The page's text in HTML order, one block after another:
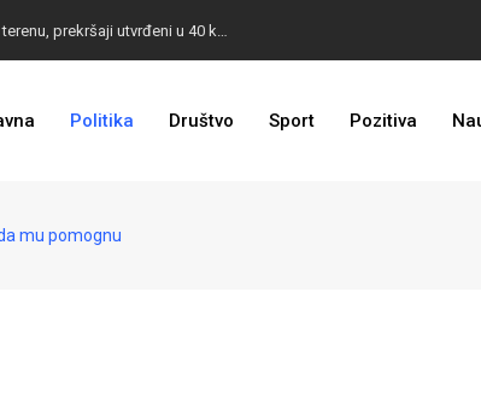
Politika Društvo Sport Pozitiva
mu pomognu